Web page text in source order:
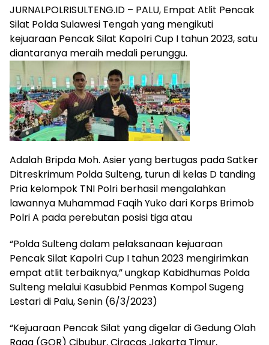
JURNALPOLRISULTENG.ID – PALU, Empat Atlit Pencak
Silat Polda Sulawesi Tengah yang mengikuti
kejuaraan Pencak Silat Kapolri Cup I tahun 2023, satu
diantaranya meraih medali perunggu.
Adalah Bripda Moh. Asier yang bertugas pada Satker
Ditreskrimum Polda Sulteng, turun di kelas D tanding
Pria kelompok TNI Polri berhasil mengalahkan
lawannya Muhammad Faqih Yuko dari Korps Brimob
Polri A pada perebutan posisi tiga atau
“Polda Sulteng dalam pelaksanaan kejuaraan
Pencak Silat Kapolri Cup I tahun 2023 mengirimkan
empat atlit terbaiknya,” ungkap Kabidhumas Polda
Sulteng melalui Kasubbid Penmas Kompol Sugeng
Lestari di Palu, Senin (6/3/2023)
“Kejuaraan Pencak Silat yang digelar di Gedung Olah
Raga (GOR) Cibubur, Ciracas Jakarta Timur,